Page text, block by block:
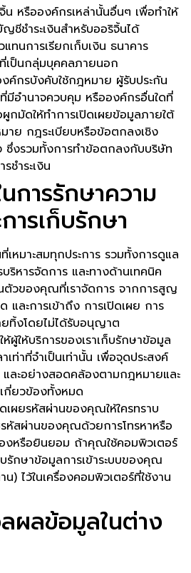
น หรือองค์กรเหล่านั้นอื่นๆ เพื่อทำให้
ชีชำระเงินสำหรับออริจิ้นได้
ทนการเรียกเก็บเงิน ธนาคาร
เป็นกลุ่มบุคคลภายนอก
ค์กรบังคับใช้กฎหมาย ผู้รับประกัน
ที่มีอำนาจควบคุม หรือองค์กรอื่นใดที่
กมัดให้ทำการเปิดเผยข้อมูลภายใต้
ย กฎระเบียบหรือข้อตกลงเชิง
งรวมทั้งการทำข้อตกลงกับบริษัท
ชำระเงิน
การรักษาความ
ารเก็บรักษา
เหมาะสมทุกประการ รวมทั้งการดูแล
หารจัดการ และทางด้านเทคนิค
วของคุณที่เราจัดการ จากการสูญ
และการเข้าถึง การเปิดเผย การ
ยทิ้งโดยไม่ได้รับอนุญาต
ห้ผู้ให้บริการของเราเก็บรักษาข้อมูล
เท่าที่จำเป็นเท่านั้น เพื่อจุดประสงค์
และอย่างสอดคล้องตามกฎหมายและ
กี่ยวข้องทั้งหมด
เผยรหัสผ่านของคุณให้ใครทราบ
หัสผ่านของคุณด้วยการโทรหาหรือ
งหรือยินยอม ถ้าคุณใช้คอมพิวเตอร์
กษาข้อมูลการเข้าระบบของคุณ
น) ไว้ในเครื่องคอมพิวเตอร์ที่ใช้งาน
ลผลข้อมูลในต่าง